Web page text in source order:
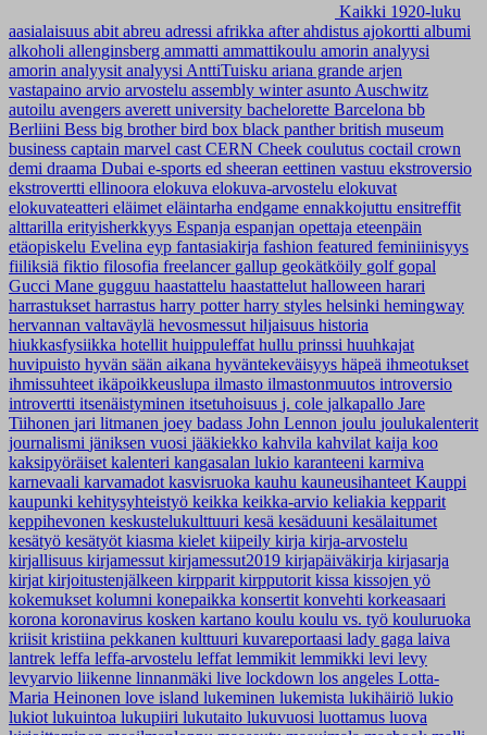
Kaikki 1920-luku
aasialaisuus abit abreu adressi afrikka afterahdistus ajokortti albumi
alkoholi allenginsberg ammatti ammattikoulu amorin analyysi
amorin analyysit analyysi AnttiTuisku ariana grande arjen
vastapaino arvio arvostelu assembly winterasunto Auschwitz
autoilu avengers averett university bachelorette Barcelona bb
Berliini Bess big brotherbird box black pantherbritish museum
business captain marvel cast CERN Cheek coulutus coctail crown
demi draama Dubai e-sports ed sheeran eettinen vastuu ekstroversio
ekstrovertti ellinoora elokuva elokuva-arvostelu elokuvat
elokuvateatteri eläimet eläintarha endgame ennakkojuttu ensitreffit
alttarilla erityisherkkyys Espanja espanjan opettaja eteenpäin
etäopiskelu Evelina eyp fantasiakirja fashion featured feminiinisyys
fiiliksiä fiktio filosofia freelancer gallup geokätköily golf gopal
Gucci Mane gugguu haastattelu haastattelut halloween harari
harrastukset harrastus harry potterharry styles helsinki hemingway
hervannan valtaväylä hevosmessut hiljaisuus historia
hiukkasfysiikka hotellit huippuleffat hullu prinssi huuhkajat
huvipuisto hyvän sään aikana hyväntekeväisyys häpeä ihmeotukset
ihmissuhteet ikäpoikkeuslupa ilmasto ilmastonmuutos introversio
introvertti itsenäistyminen itsetuhoisuus j. cole jalkapallo Jare
Tiihonen jari litmanen joey badass John Lennon joulu joulukalenterit
journalismi jäniksen vuosi jääkiekko kahvila kahvilat kaija koo
kaksipyöräiset kalenteri kangasalan lukio karanteeni karmiva
karnevaali karvamadot kasvisruoka kauhu kauneusihanteet Kauppi
kaupunki kehitysyhteistyö keikka keikka-arvio keliakia kepparit
keppihevonen keskustelukulttuuri kesä kesäduuni kesälaitumet
kesätyö kesätyöt kiasma kielet kiipeily kirja kirja-arvostelu
kirjallisuus kirjamessut kirjamessut2019 kirjapäiväkirja kirjasarja
kirjat kirjoitustenjälkeen kirpparit kirpputorit kissa kissojen yö
kokemukset kolumni konepaikka konsertit konvehti korkeasaari
korona koronavirus kosken kartano koulu koulu vs. työ kouluruoka
kriisit kristiina pekkanen kulttuuri kuvareportaasi lady gaga laiva
lantrek leffa leffa-arvostelu leffat lemmikit lemmikki levi levy
levyarvio liikenne linnanmäki live lockdown los angeles Lotta-
Maria Heinonen love island lukeminen lukemista lukihäiriö lukio
lukiot lukuintoa lukupiiri lukutaito lukuvuosi luottamus luova